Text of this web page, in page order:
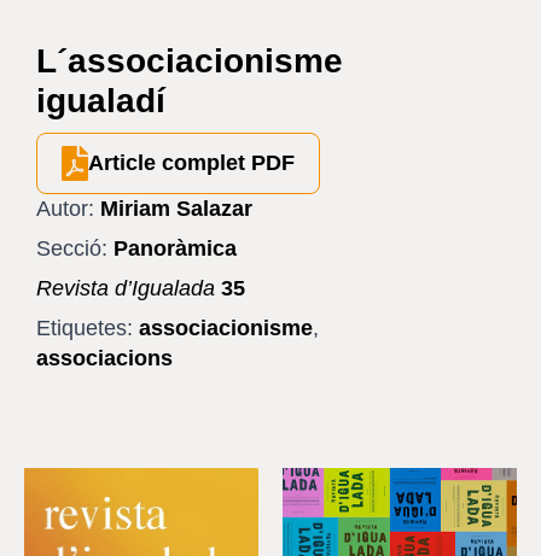
L´associacionisme
igualadí
Article complet PDF
Autor: Miriam Salazar
Secció: Panoràmica
Revista d’Igualada 35
Etiquetes: associacionisme,
associacions